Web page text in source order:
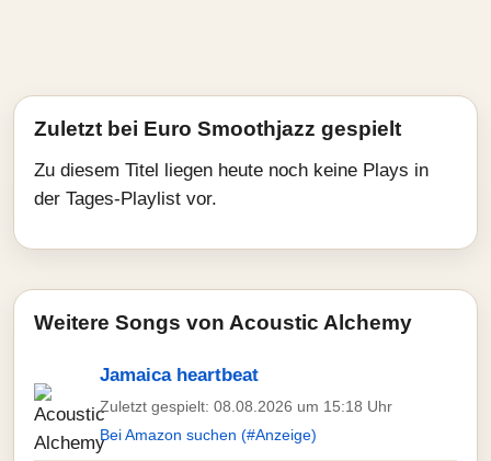
Zuletzt bei Euro Smoothjazz gespielt
Zu diesem Titel liegen heute noch keine Plays in
der Tages-Playlist vor.
Weitere Songs von Acoustic Alchemy
Jamaica heartbeat
Zuletzt gespielt: 08.08.2026 um 15:18 Uhr
Bei Amazon suchen (#Anzeige)